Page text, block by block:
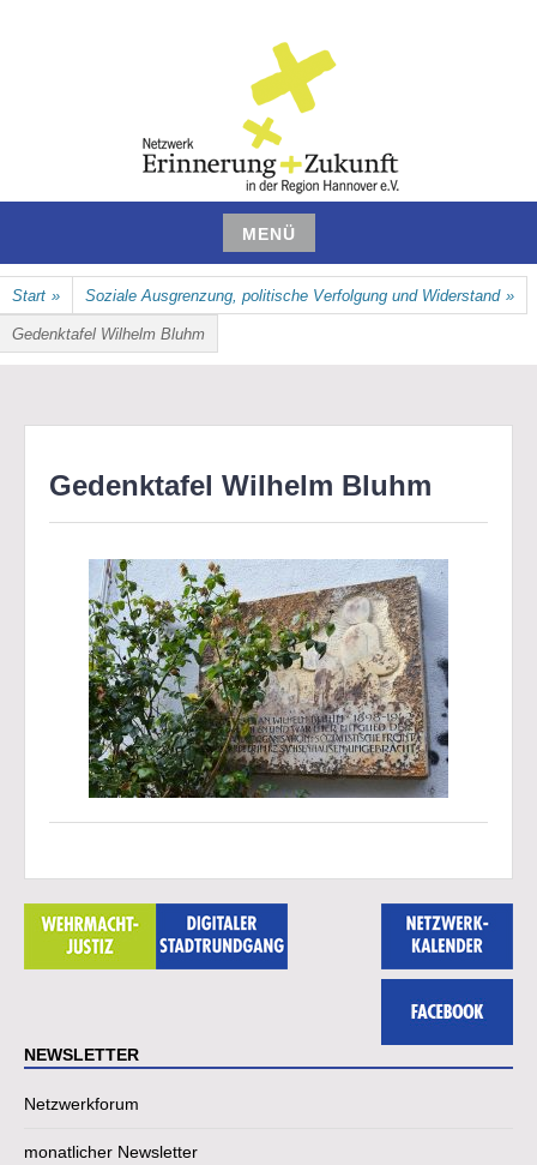
NETZWERK ERINNERUNG UND
ZUKUNFT IN DER REGION
HANNOVER E.V.
MENÜ
Zum
Inhalt
springen
Start » Soziale Ausgrenzung, politische Verfolgung und Widerstand »
Gedenktafel Wilhelm Bluhm
Gedenktafel Wilhelm Bluhm
NEWSLETTER
Netzwerkforum
monatlicher Newsletter